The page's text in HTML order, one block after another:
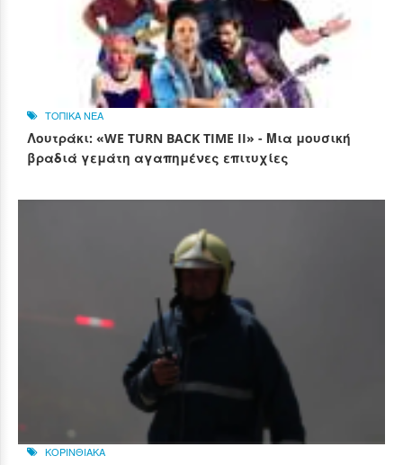
ΤΟΠΙΚΑ ΝΕΑ
Λουτράκι: «WE TURN BACK TIME II» - Μια μουσική
βραδιά γεμάτη αγαπημένες επιτυχίες
ΚΟΡΙΝΘΙΑΚΑ